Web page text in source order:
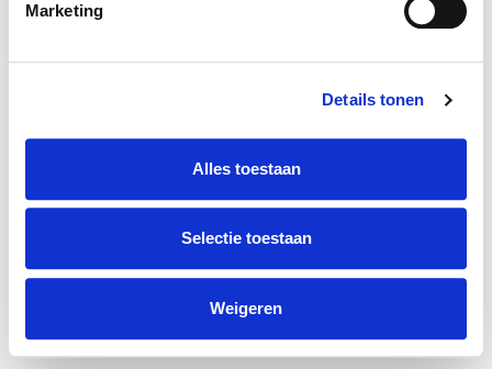
Marketing
Details tonen
Alles toestaan
Selectie toestaan
Weigeren
De kracht van combinatie